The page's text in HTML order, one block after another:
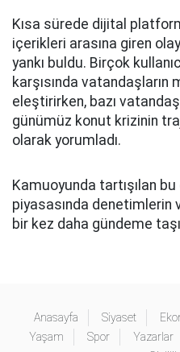
Kısa sürede dijital
içerikleri arasına giren
yankı buldu. Birçok
karşısında vatandaşların
eleştirirken, bazı
günümüz konut krizinin
olarak yorumladı.
Kamuoyunda tartışılan bu
piyasasında denetimlerin
bir kez daha gündeme
Anasayfa Siyaset
Yaşam
Spor Yazarlar